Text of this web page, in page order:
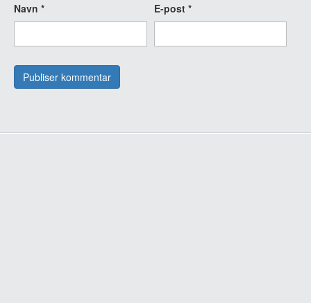
Navn * E-post *